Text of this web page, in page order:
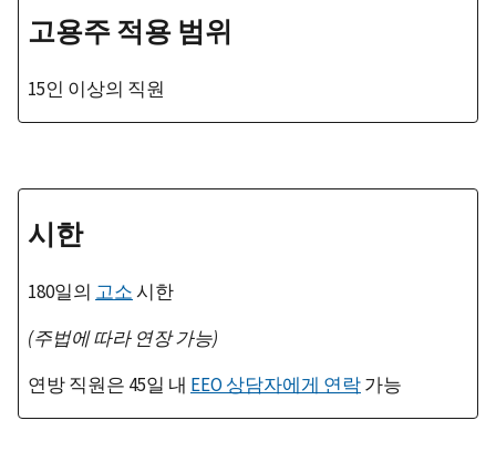
고용주 적용 범위
15인 이상의 직원
시한
180일의 고소시한
(주법에따라 연장가능)
연방 직원은 45일 내 EEO 상담자에게 연락가능